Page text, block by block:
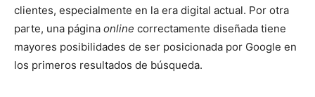
clientes, especialmente en la era digital actual. Por otra
parte, una página online correctamente diseñada tiene
mayores posibilidades de ser posicionada por Google en
los primeros resultados de búsqueda.